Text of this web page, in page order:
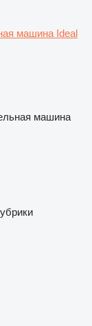
машина Ideal
машина